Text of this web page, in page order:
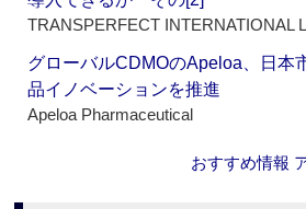
TRANSPERFECT INTERNATIONAL
グローバルCDMOのApeloa、日本
品イノベーションを推進
Apeloa Pharmaceutical
おすすめ情報